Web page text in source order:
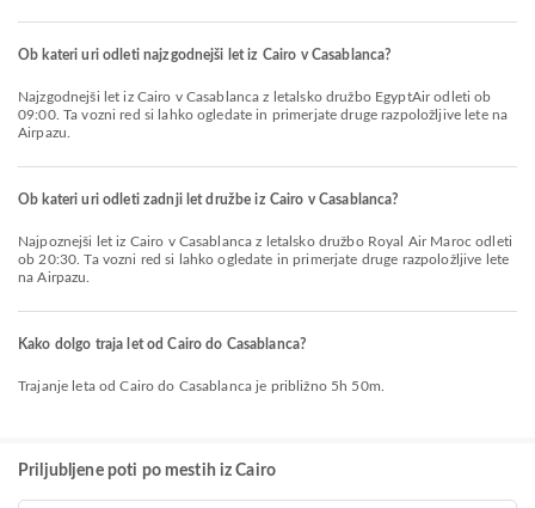
Ob kateri uri odleti najzgodnejši let iz Cairo v Casablanca?
Najzgodnejši let iz Cairo v Casablanca z letalsko družbo EgyptAir odleti ob
09:00. Ta vozni red si lahko ogledate in primerjate druge razpoložljive lete na
Airpazu.
Ob kateri uri odleti zadnji let družbe iz Cairo v Casablanca?
Najpoznejši let iz Cairo v Casablanca z letalsko družbo Royal Air Maroc odleti
ob 20:30. Ta vozni red si lahko ogledate in primerjate druge razpoložljive lete
na Airpazu.
Kako dolgo traja let od Cairo do Casablanca?
Trajanje leta od Cairo do Casablanca je približno 5h 50m.
Priljubljene poti po mestih iz Cairo